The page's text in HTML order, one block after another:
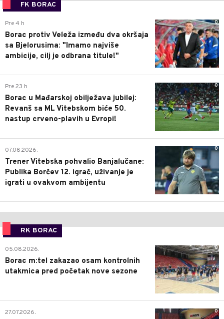
FK BORAC
0
Pre 4 h
Borac protiv Veleža između dva okršaja
sa Bjelorusima: "Imamo najviše
ambicije, cilj je odbrana titule!"
0
Pre 23 h
Borac u Mađarskoj obilježava jubilej:
Revanš sa ML Vitebskom biće 50.
nastup crveno-plavih u Evropi!
0
07.08.2026.
Trener Vitebska pohvalio Banjalučane:
Publika Borčev 12. igrač, uživanje je
igrati u ovakvom ambijentu
RK BORAC
0
05.08.2026.
Borac m:tel zakazao osam kontrolnih
utakmica pred početak nove sezone
0
27.07.2026.